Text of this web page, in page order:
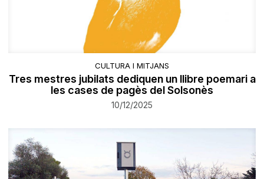
CULTURA I MITJANS
Tres mestres jubilats dediquen un llibre poemari a
les cases de pagès del Solsonès
10/12/2025